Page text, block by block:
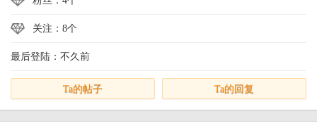
关注：8个
最后登陆：不久前
Ta的帖子 Ta的回复